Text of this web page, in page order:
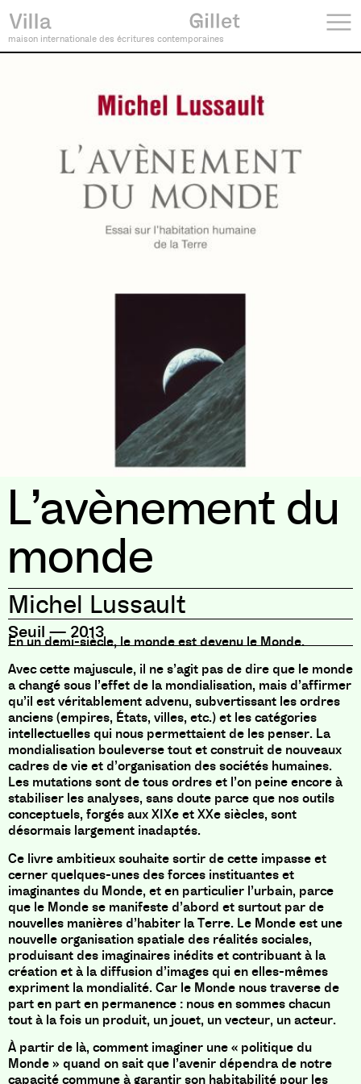
maison internationale des écritures contemporaines
L’avènement du
monde
Michel Lussault
Seuil — 2013
En un demi-siècle, le monde est devenu le Monde.
Avec cette majuscule, il ne s’agit pas de dire que le monde
a changé sous l’effet de la mondialisation, mais d’affirmer
qu’il est véritablement advenu, subvertissant les ordres
anciens (empires, États, villes, etc.) et les catégories
intellectuelles qui nous permettaient de les penser. La
mondialisation bouleverse tout et construit de nouveaux
cadres de vie et d’organisation des sociétés humaines.
Les mutations sont de tous ordres et l’on peine encore à
stabiliser les analyses, sans doute parce que nos outils
conceptuels, forgés aux XIXe et XXe siècles, sont
désormais largement inadaptés.
Ce livre ambitieux souhaite sortir de cette impasse et
cerner quelques-unes des forces instituantes et
imaginantes du Monde, et en particulier l’urbain, parce
que le Monde se manifeste d’abord et surtout par de
nouvelles manières d’habiter la Terre. Le Monde est une
nouvelle organisation spatiale des réalités sociales,
produisant des imaginaires inédits et contribuant à la
création et à la diffusion d’images qui en elles-mêmes
expriment la mondialité. Car le Monde nous traverse de
part en part en permanence : nous en sommes chacun
tout à la fois un produit, un jouet, un vecteur, un acteur.
À partir de là, comment imaginer une « politique du
Monde » quand on sait que l’avenir dépendra de notre
capacité commune à garantir son habitabilité pour les